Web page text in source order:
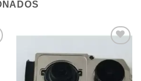
a la
lista de
deseos